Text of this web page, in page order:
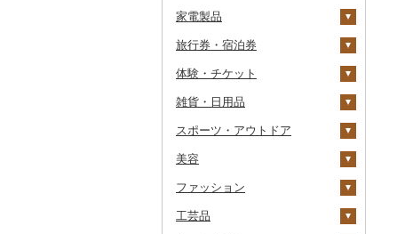
吟醸
その他日本酒
米焼酎
黒糖焼酎
その他焼酎
ワイン
白ワイン
赤ワイン
シャンパン・スパーク
ウイスキー
リキュール・洋酒
甘酒
ノンアルコール
その他酒
粉
ドリップ
茶葉・ティーバッグ
静岡茶
足柄茶
知覧茶
八女茶
りんごジュース
みかんジュース（オレ
紅茶
飲料
茶葉・ティーバッグ
その他飲料・ジュース
野菜ジュース
炭酸飲料
豆乳
プリン
ゼリー
チョコレート
カステラ
アイス・ジェラート
その他洋菓子
煎餅・おかき
羊羹
そば
パスタ
ひやむぎ
そうめん
その他麺
餃子
シュウマイ
コロッケ
その他惣菜
カレー・シチュー
カレー
シチュー
鍋
肉
魚
その他鍋
ピザ
レトルト
スープ
豆腐・納豆
豆腐
漬物
缶詰・瓶詰
砂糖
塩
醤油
味噌
酢
だし
食用油
はちみつ
家電製品
季節・空調家電
キッチン家電
照明器具
パソコン・周辺機器
TV・オーディオ・カメラ
美容・健康家電
カー用品
旅行券・宿泊券
旅行券
JTBふるさと旅行クー
その他旅行券
宿泊券
体験・チケット
PayPay商品券
食事券
温泉・サウナ・スパ利用
雑貨・日用品
家具・インテリア
机・テーブル
寝具
布団
タオル
文房具・印鑑
スポーツ・アウトドア
ゴルフ
ゴルフボール
釣り
サイクリング
美容
スキンケア
シャンプー・リンス
ファッション
鞄・バッグ
工芸品